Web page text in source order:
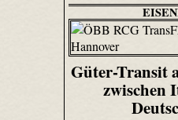
Güter-Transit
zwischen